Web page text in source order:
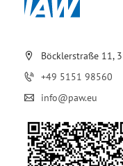
Böcklerstraße 11,
+49 5151 98560
info@paw.eu